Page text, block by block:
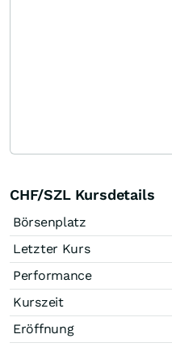
CHF/SZL Kursdetails
Börsenplatz
Letzter Kurs
Performance
Kurszeit
Eröffnung